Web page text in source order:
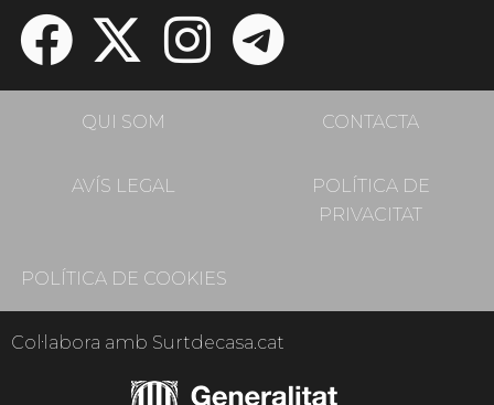
QUI SOM CONTACTA
AVÍS LEGAL
POLÍTICA DE
PRIVACITAT
POLÍTICA DE COOKIES
Col·labora amb Surtdecasa.cat